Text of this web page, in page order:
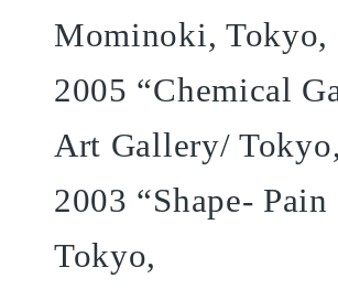
Mominoki, Tokyo,
2005 “Chemical
Art Gallery/
2003 “Shape-
Tokyo,